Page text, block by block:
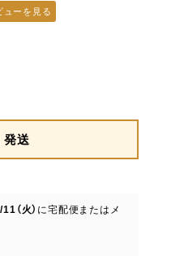
ューを見る
発送
（火） に宅配便またはメ